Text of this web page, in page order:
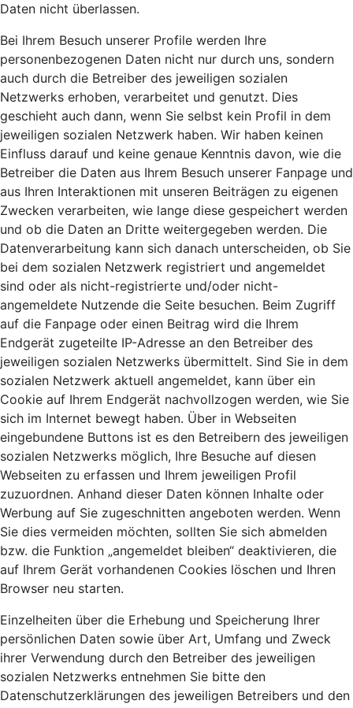
Daten nicht überlassen.
Bei Ihrem Besuch unserer Profile werden Ihre
personenbezogenen Daten nicht nur durch uns, sondern
auch durch die Betreiber des jeweiligen sozialen
Netzwerks erhoben, verarbeitet und genutzt. Dies
geschieht auch dann, wenn Sie selbst kein Profil in dem
jeweiligen sozialen Netzwerk haben. Wir haben keinen
Einfluss darauf und keine genaue Kenntnis davon, wie die
Betreiber die Daten aus Ihrem Besuch unserer Fanpage und
aus Ihren Interaktionen mit unseren Beiträgen zu eigenen
Zwecken verarbeiten, wie lange diese gespeichert werden
und ob die Daten an Dritte weitergegeben werden. Die
Datenverarbeitung kann sich danach unterscheiden, ob Sie
bei dem sozialen Netzwerk registriert und angemeldet
sind oder als nicht-registrierte und/oder nicht-
angemeldete Nutzende die Seite besuchen. Beim Zugriff
auf die Fanpage oder einen Beitrag wird die Ihrem
Endgerät zugeteilte IP-Adresse an den Betreiber des
jeweiligen sozialen Netzwerks übermittelt. Sind Sie in dem
sozialen Netzwerk aktuell angemeldet, kann über ein
Cookie auf Ihrem Endgerät nachvollzogen werden, wie Sie
sich im Internet bewegt haben. Über in Webseiten
eingebundene Buttons ist es den Betreibern des jeweiligen
sozialen Netzwerks möglich, Ihre Besuche auf diesen
Webseiten zu erfassen und Ihrem jeweiligen Profil
zuzuordnen. Anhand dieser Daten können Inhalte oder
Werbung auf Sie zugeschnitten angeboten werden. Wenn
Sie dies vermeiden möchten, sollten Sie sich abmelden
bzw. die Funktion „angemeldet bleiben“ deaktivieren, die
auf Ihrem Gerät vorhandenen Cookies löschen und Ihren
Browser neu starten.
Einzelheiten über die Erhebung und Speicherung Ihrer
persönlichen Daten sowie über Art, Umfang und Zweck
ihrer Verwendung durch den Betreiber des jeweiligen
sozialen Netzwerks entnehmen Sie bitte den
Datenschutzerklärungen des jeweiligen Betreibers und den